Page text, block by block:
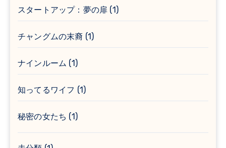
スタートアップ：夢の扉 (1)
チャングムの末裔 (1)
ナインルーム (1)
知ってるワイフ (1)
秘密の女たち (1)